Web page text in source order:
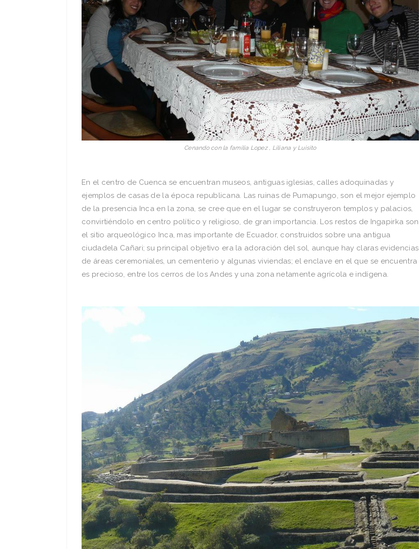
Cenando con la familia Lopez , Liliana y Luisito
En el centro de Cuenca se encuentran museos, antiguas iglesias, calles adoquinadas y
ejemplos de casas de la época republicana. Las ruinas de Pumapungo, son el mejor ejemplo
de la presencia Inca en la zona, se cree que en el lugar se construyeron templos y palacios,
convirtiéndolo en centro político y religioso, de gran importancia. Los restos de Ingapirka son
el sitio arqueológico Inca, mas importante de Ecuador, construidos sobre una antigua
ciudadela Cañari; su principal objetivo era la adoración del sol, aunque hay claras evidencias
de áreas ceremoniales, un cementerio y algunas viviendas; el enclave en el que se encuentra
es precioso, entre los cerros de los Andes y una zona netamente agrícola e indígena.